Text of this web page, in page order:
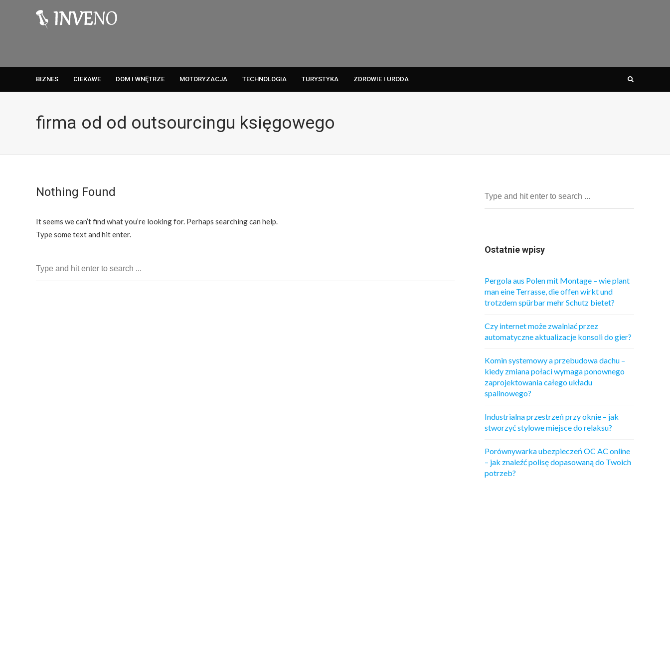
BIZNES CIEKAWE DOM I WNĘTRZE MOTORYZACJA TECHNOLOGIA TURYSTYKA ZDROWIE I URODA
firma od od outsourcingu księgowego
Nothing Found
It seems we can’t find what you’re looking for. Perhaps searching can help.
Type some text and hit enter.
Ostatnie wpisy
Pergola aus Polen mit Montage – wie plant
man eine Terrasse, die offen wirkt und
trotzdem spürbar mehr Schutz bietet?
Czy internet może zwalniać przez
automatyczne aktualizacje konsoli do gier?
Komin systemowy a przebudowa dachu –
kiedy zmiana połaci wymaga ponownego
zaprojektowania całego układu
spalinowego?
Industrialna przestrzeń przy oknie – jak
stworzyć stylowe miejsce do relaksu?
Porównywarka ubezpieczeń OC AC online
– jak znaleźć polisę dopasowaną do Twoich
potrzeb?